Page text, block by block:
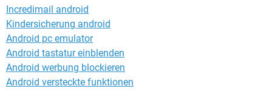
Incredimail android
Kindersicherung android
Android pc emulator
Android tastatur einblenden
Android werbung blockieren
Android versteckte funktionen